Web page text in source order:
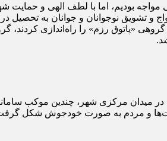
بودیم، اما با لطف الهی و
تشویق نوجوانان و جوانان به تحصیل
«پاتوق رزم» را راه‌اندازی کردند،
در میدان مرکزی شهر، چندین موکب
و مردم به صورت خودجوش شکل